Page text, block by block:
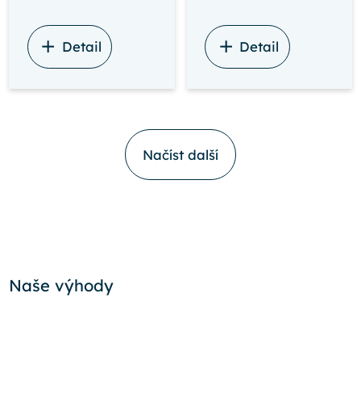
Detail Detail
Načíst další
Naše výhody